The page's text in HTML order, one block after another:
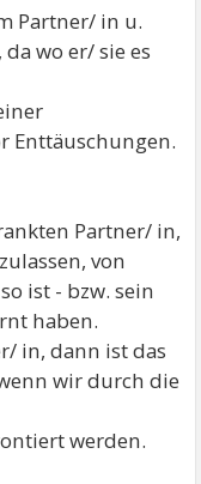
Partner/ in u.
wo er/ sie es
Enttäuschungen.
Partner/ in,
von
ist - bzw. sein
haben.
in, dann ist das
wir durch die
werden.